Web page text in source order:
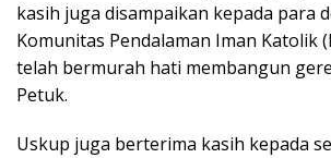
kasih juga disampaikan kepada para
Komunitas Pendalaman Iman Katolik
telah bermurah hati membangun
Petuk.
Uskup juga berterima kasih kepada